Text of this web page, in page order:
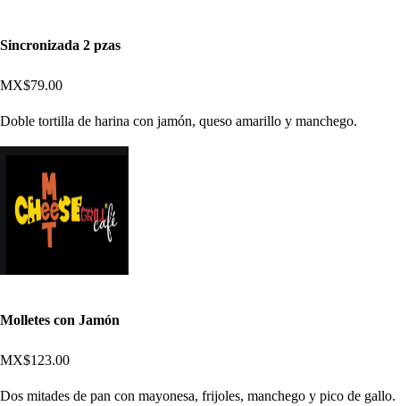
Sincronizada 2 pzas
MX$79.00
Doble tortilla de harina con jamón, queso amarillo y manchego.
Molletes con Jamón
MX$123.00
Dos mitades de pan con mayonesa, frijoles, manchego y pico de gallo.